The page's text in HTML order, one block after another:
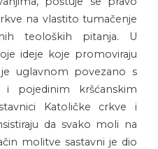
na vlastito tumačenje
teoloških pitanja. U
ideje koje promoviraju
uglavnom povezano s
i pojedinim kršćanskim
Katoličke crkve i
da svako moli na
molitve sastavni je dio